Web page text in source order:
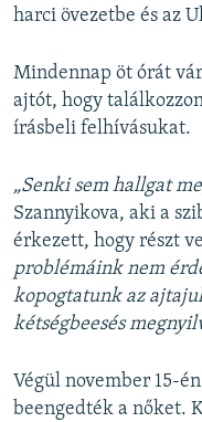
harci övezetbe és az
Mindennap öt órát
ajtót, hogy
írásbeli felhívásukat.
„Senki sem hallgat
Szannyikova, aki a
érkezett, hogy részt
problémáink nem
kopogtatunk az
kétségbeesés
Végül november 15-
beengedték a nőket.